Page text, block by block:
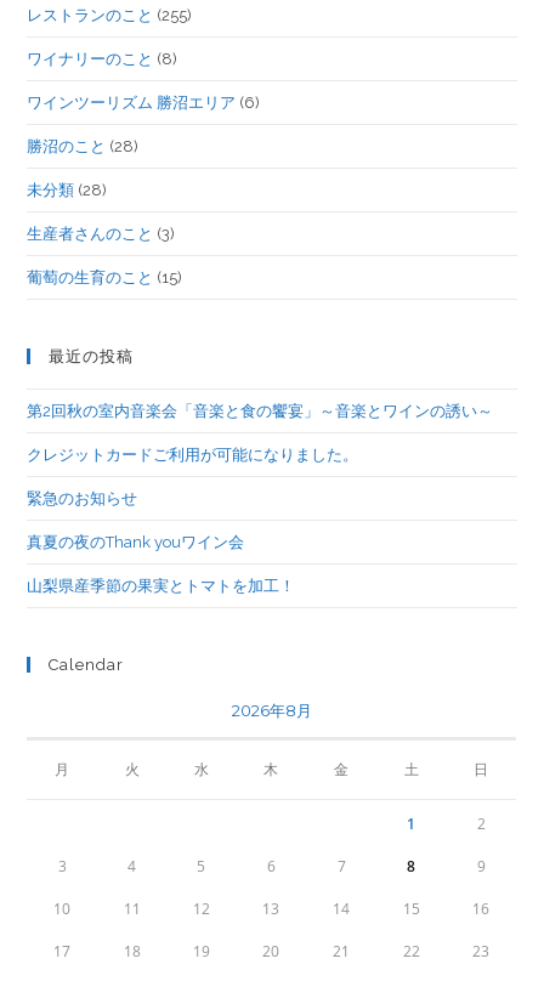
レストランのこと (255)
ワイナリーのこと (8)
ワインツーリズム 勝沼エリア (6)
勝沼のこと (28)
未分類 (28)
生産者さんのこと (3)
葡萄の生育のこと (15)
最近の投稿
第2回秋の室内音楽会「音楽と食の饗宴」～音楽とワインの誘い～
クレジットカードご利用が可能になりました。
緊急のお知らせ
真夏の夜のThank youワイン会
山梨県産季節の果実とトマトを加工！
Calendar
2026年8月
月 火 水 木 金 土 日
1 2
3 4 5 6 7 8 9
10 11 12 13 14 15 16
17 18 19 20 21 22 23